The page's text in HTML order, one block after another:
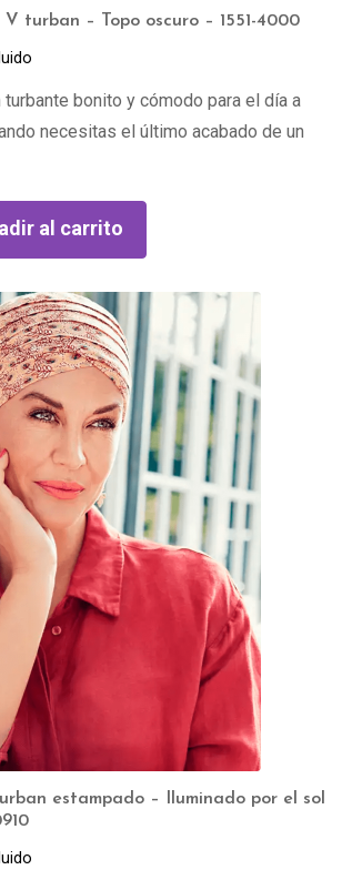
V turban – Topo oscuro – 1551-4000
bonito y cómodo para el día a
necesitas el último acabado de un
al carrito
estampado – Iluminado por el sol